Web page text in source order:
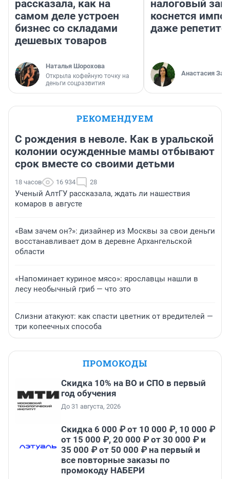
рассказала, как на
самом деле устроен
бизнес со складами
дешевых товаров
Наталья Шорохова
Открыла кофейную точку на
деньги соцразвития
налоговый
коснется
даже
Анастасия
РЕКОМЕНДУЕМ
С рождения в неволе. Как в уральской
колонии осужденные мамы отбывают
срок вместе со своими детьми
18 часов 16 934 28
Ученый АлтГУ рассказала, ждать ли нашествия
комаров в августе
«Вам зачем он?»: дизайнер из Москвы за свои деньги
восстанавливает дом в деревне Архангельской
области
«Напоминает куриное мясо»: ярославцы нашли в
лесу необычный гриб — что это
Слизни атакуют: как спасти цветник от вредителей —
три копеечных способа
ПРОМОКОДЫ
Скидка 10% на ВО и СПО в первый
год обучения
До 31 августа, 2026
Скидка 6 000 ₽ от 10 000 ₽, 10 000 ₽
от 15 000 ₽, 20 000 ₽ от 30 000 ₽ и
35 000 ₽ от 50 000 ₽ на первый и
все повторные заказы по
промокоду НАБЕРИ